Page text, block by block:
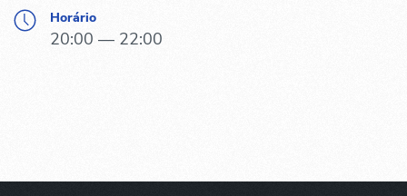
Horário
20:00 — 22:00